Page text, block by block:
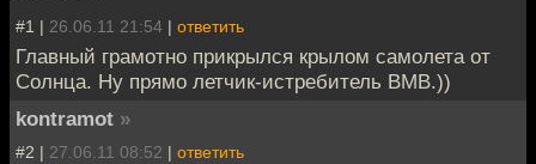
#1 | 26.06.11 21:54 | ответить
Главный грамотно прикрылся крылом самолета от
Солнца. Ну прямо летчик-истребитель ВМВ.))
kontramot »
#2 | 27.06.11 08:52 | ответить